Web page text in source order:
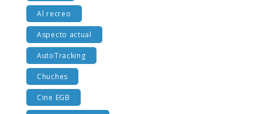
Al recreo
Aspecto actual
AutoTracking
Chuches
Cine EGB